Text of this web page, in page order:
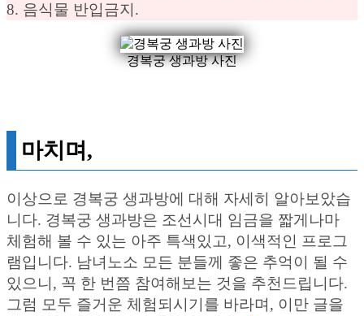
8. 음식물 반입금지.
경복궁 생과방 사진
마치며,
이상으로 경복궁 생과방에 대해 자세히 알아보았습
니다. 경복궁 생과방은 조선시대 임금을 짧게나마
체험해 볼 수 있는 아주 특색있고, 이색적인 프로그
램입니다. 남녀노소 모든 분들께 좋은 추억이 될 수
있으니, 꼭 한 번쯤 참여해보는 것을 추천드립니다.
그럼 모두 즐거운 체험되시기를 바라며, 이만 글을